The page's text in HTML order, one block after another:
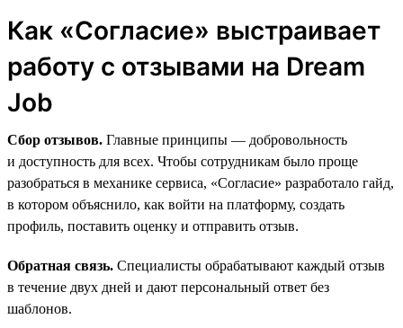
Как «Согласие» выстраивает
работу с отзывами на Dream
Job
Сбор отзывов. Главные принципы — добровольность
и доступность для всех. Чтобы сотрудникам было проще
разобраться в механике сервиса, «Согласие» разработало гайд,
в котором объяснило, как войти на платформу, создать
профиль, поставить оценку и отправить отзыв.
Обратная связь. Специалисты обрабатывают каждый отзыв
в течение двух дней и дают персональный ответ без
шаблонов.